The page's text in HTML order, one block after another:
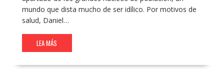
mundo que dista mucho de ser idílico. Por motivos de
salud, Daniel…
LEA MÁS